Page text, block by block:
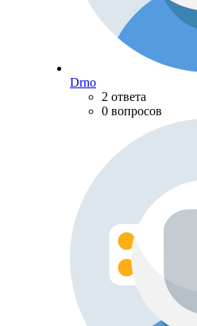
Drno
2 ответа
0 вопросов